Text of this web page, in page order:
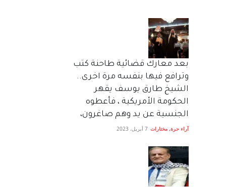
بعد معارك قضائية طاحنة كتب
وترافع فيها بنفسه مرة اخرى..
الشيخ طارق يوسف يقهر
الحكومة الأمريكية ، فأعطوه
الجنسية عن يد وهم صاغرون،
آراء حرة, مختارات 7 أبريل، 2023